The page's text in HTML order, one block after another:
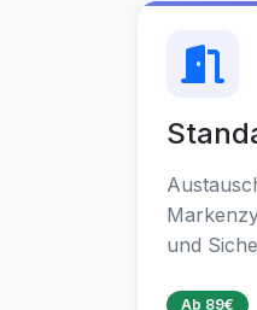
und
Ab 89€